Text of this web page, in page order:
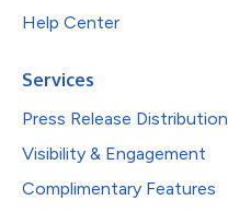
Help Center
Services
Press Release Distribution
Visibility & Engagement
Complimentary Features